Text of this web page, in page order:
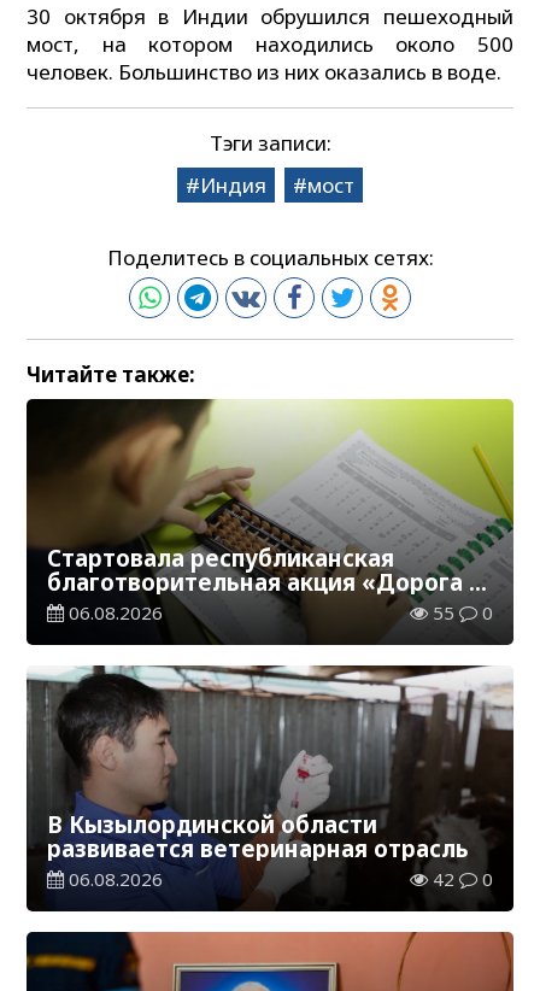
30 октября в Индии обрушился пешеходный
мост, на котором находились около 500
человек. Большинство из них оказались в воде.
Тэги записи:
Индия
мост
Поделитесь в социальных сетях:
Читайте также:
Стартовала республиканская
благотворительная акция «Дорога в
школу»
06.08.2026 55 0
В Кызылординской области
развивается ветеринарная отрасль
06.08.2026 42 0